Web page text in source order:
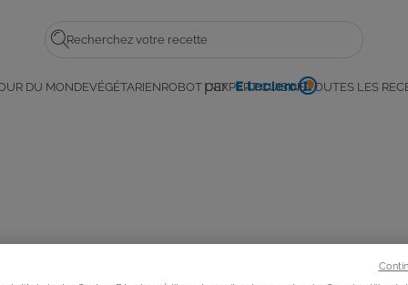
Rechercher
par
E.
DU MONDEVÉGÉTARIENROBOT L'EXPERT CUISINETOUTES LES